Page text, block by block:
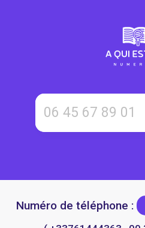
Numéro de téléphone :